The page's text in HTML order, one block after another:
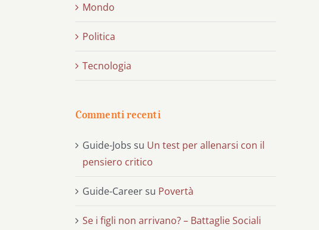
Mondo
Politica
Tecnologia
Commenti recenti
Guide-Jobs su Un test per allenarsi con il
pensiero critico
Guide-Career su Povertà
Se i figli non arrivano? – Battaglie Sociali